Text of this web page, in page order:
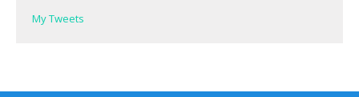
My Tweets